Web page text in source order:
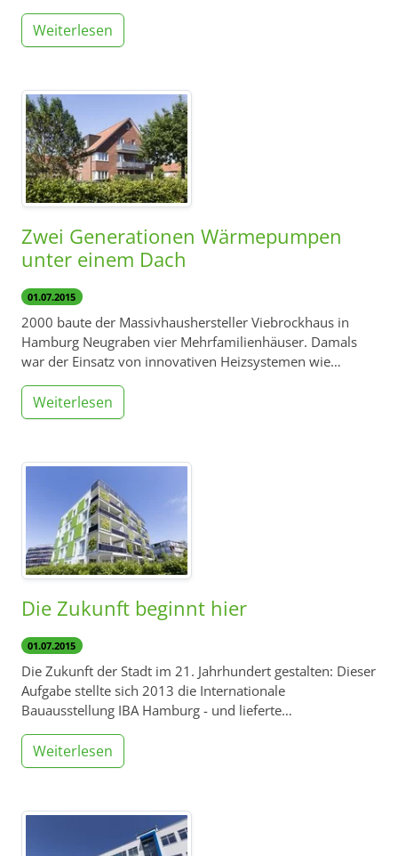
Weiterlesen
Zwei Generationen Wärmepumpen
unter einem Dach
01.07.2015
2000 baute der Massivhaushersteller Viebrockhaus in
Hamburg Neugraben vier Mehrfamilienhäuser. Damals
war der Einsatz von innovativen Heizsystemen wie…
Weiterlesen
Die Zukunft beginnt hier
01.07.2015
Die Zukunft der Stadt im 21. Jahrhundert gestalten: Dieser
Aufgabe stellte sich 2013 die Internationale
Bauausstellung IBA Hamburg - und lieferte…
Weiterlesen